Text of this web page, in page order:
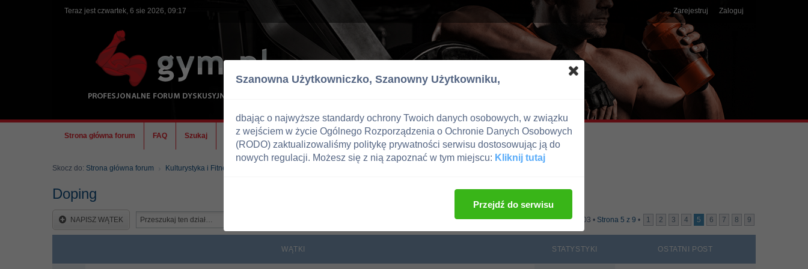
Teraz jest czwartek, 6 sie 2026, 09:17 Zarejestruj Zaloguj
Strona główna forum FAQ Szukaj Ekipa
Skocz do: Strona główna forum Kulturystyka i Fitness
Doping
NAPISZ WĄTEK Wątki: 203 • Strona 5 z 9 • 1 2 3 4 5 6 7 8 9
WĄTKI STATYSTYKI OSTATNI POST
Szanowna Użytkowniczko, Szanowny Użytkowniku,
dbając o najwyższe standardy ochrony Twoich danych osobowych, w związku
z wejściem w życie Ogólnego Rozporządzenia o Ochronie Danych Osobowych
(RODO) zaktualizowaliśmy politykę prywatności serwisu dostosowując ją do
nowych regulacji. Możesz się z nią zapoznać w tym miejscu: Kliknij tutaj
Przejdź do serwisu